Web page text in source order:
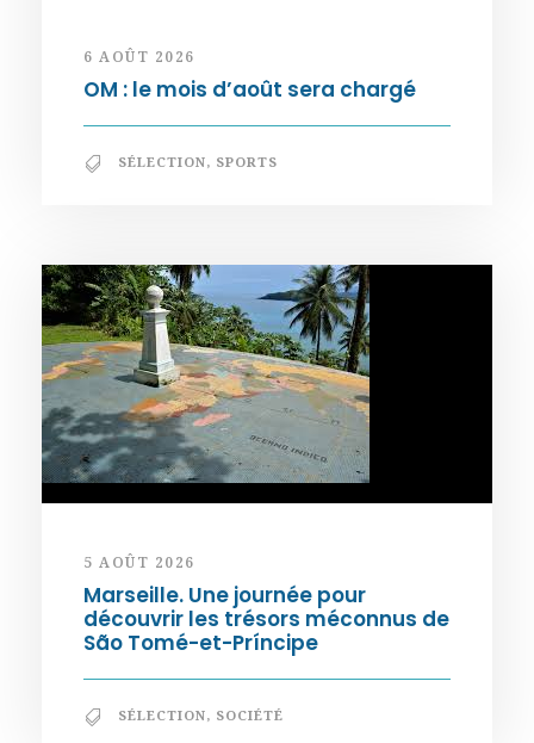
6 AOÛT 2026
OM : le mois d’août sera chargé
SÉLECTION, SPORTS
5 AOÛT 2026
Marseille. Une journée pour
découvrir les trésors méconnus de
São Tomé-et-Príncipe
SÉLECTION, SOCIÉTÉ